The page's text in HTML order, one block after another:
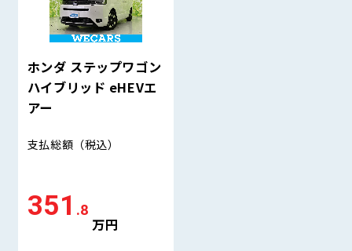
ホンダ ステップワゴン
ハイブリッド eHEVエ
アー
支払総額 （税込）
351 .8
万円